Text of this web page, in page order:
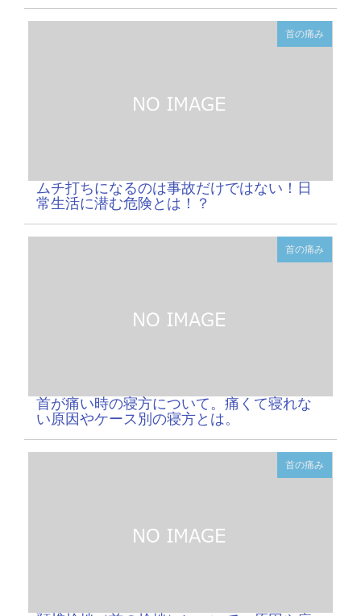
首の痛み
ムチ打ちになるのは事故だけではない！日
常生活に潜む危険とは！？
首の痛み
首が痛い時の寝方について。痛くて寝れな
い原因やケース別の寝方とは。
首の痛み